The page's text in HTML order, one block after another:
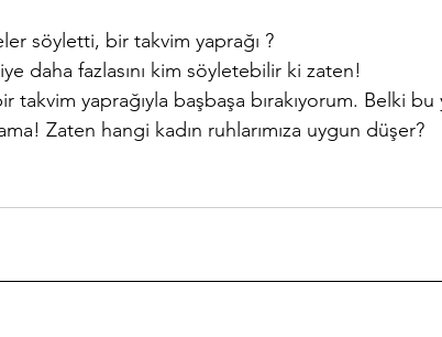
söyletti, bir takvim yaprağı ?
daha fazlasını kim söyletebilir ki zaten!
takvim yaprağıyla başbaşa bırakıyorum. Belki
Zaten hangi kadın ruhlarımıza uygun düşer?